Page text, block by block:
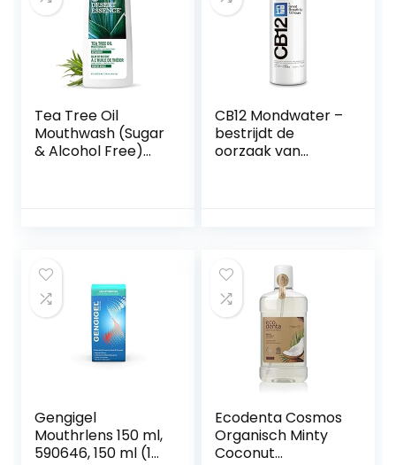
Tea Tree Oil
Mouthwash (Sugar
& Alcohol Free)
CB12 Mondwater –
bestrijdt de
oorzaak van
Gengigel
Mouthrlens 150 ml,
590646, 150 ml (1
Ecodenta Cosmos
Organisch Minty
Coconut